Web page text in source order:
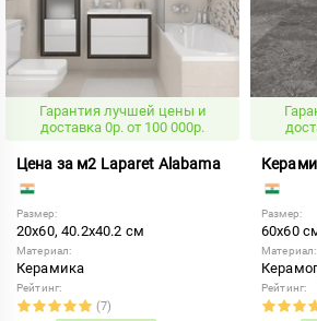
Гарантия лучшей цены и
доставка 0р. от 100 000р.
Цена за м2 Laparet Alabama
Размер:
20x60, 40.2x40.2 см
Материал:
Керамика
Рейтинг:
(7)
Размер:
60x60
Материал:
Рейтинг: